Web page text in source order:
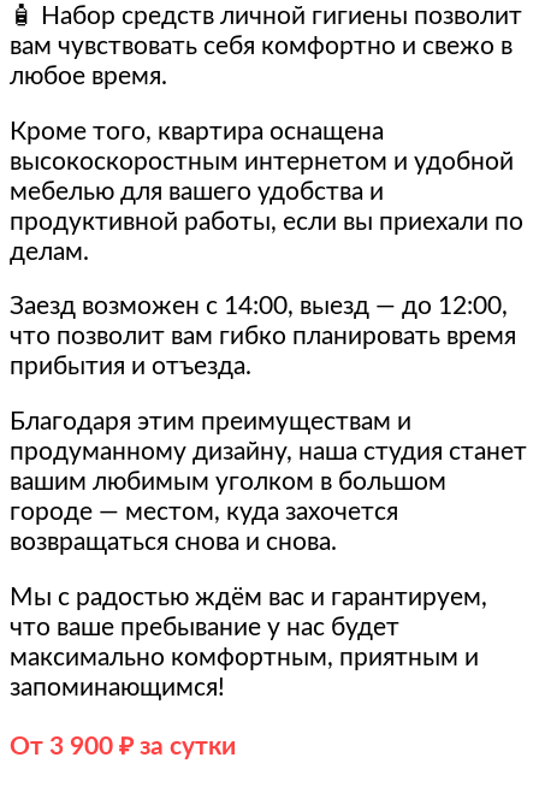
🧴 Набор средств личной гигиены позволит
вам чувствовать себя комфортно и свежо в
любое время.
Кроме того, квартира оснащена
высокоскоростным интернетом и удобной
мебелью для вашего удобства и
продуктивной работы, если вы приехали по
делам.
Заезд возможен с 14:00, выезд — до 12:00,
что позволит вам гибко планировать время
прибытия и отъезда.
Благодаря этим преимуществам и
продуманному дизайну, наша студия станет
вашим любимым уголком в большом
городе — местом, куда захочется
возвращаться снова и снова.
Мы с радостью ждём вас и гарантируем,
что ваше пребывание у нас будет
максимально комфортным, приятным и
запоминающимся!
От 3 900 ₽ за сутки